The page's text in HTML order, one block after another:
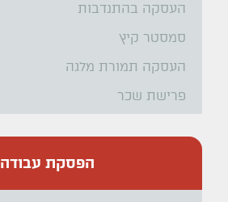
העסקה בהתנדבות
סמסטר קיץ
העסקה תמורת מלגה
פרישת שכר
הפסקת עבודה